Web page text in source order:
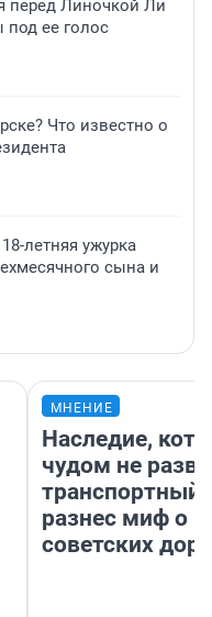
перед Линочкой Ли
под ее голос
Что известно о
летняя ужурка
сына и
МНЕНИЕ
Наследие,
чудом не
транспортный
разнес миф о
советских